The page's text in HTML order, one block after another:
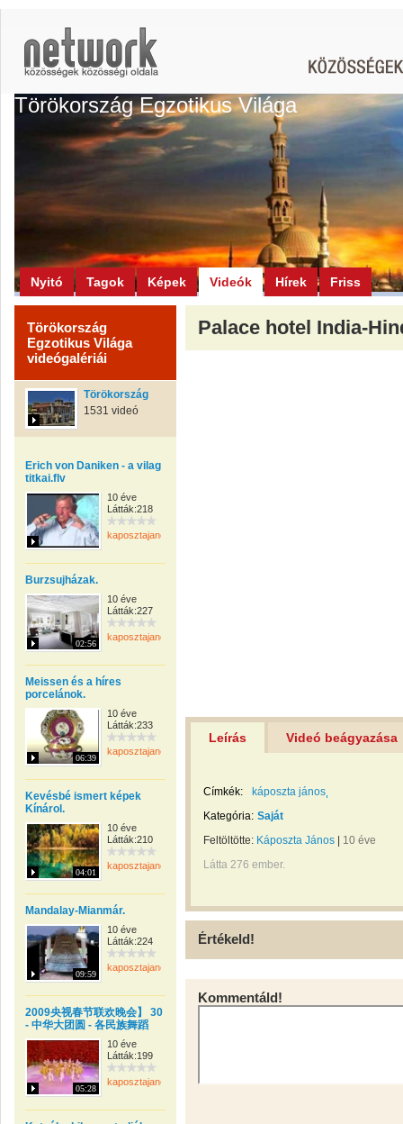
Törökország Egzotikus Világa
Nyitó Tagok Képek Videók Hírek Friss
Törökország
Egzotikus Világa
videógalériái
Törökország
1531 videó
Erich von Daniken - a vilag
titkai.flv
10 éve
Látták:218
kaposztajanos
Burzsujházak.
02:56
10 éve
Látták:227
kaposztajanos
Meissen és a híres
porcelánok.
06:39
10 éve
Látták:233
kaposztajanos
Kevésbé ismert képek
Kínárol.
04:01
10 éve
Látták:210
kaposztajanos
Mandalay-Mianmár.
09:59
10 éve
Látták:224
kaposztajanos
2009央视春节联欢晚会】 30
- 中华大团圆 - 各民族舞蹈
05:28
10 éve
Látták:199
kaposztajanos
Palace hotel India-
Leírás Videó beágyazása
Címkék:
káposzta jános
Kategória: Saját
Feltöltötte: Káposzta János
10 éve
Látta 276 ember.
Értékeld!
Kommentáld!